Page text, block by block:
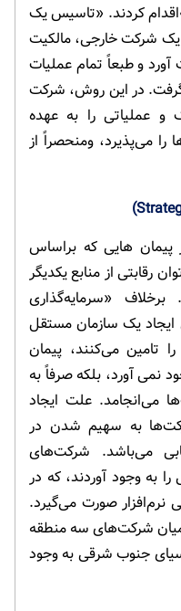
کردند. «تاسیس یک
یک شرکت خارجی، مالکیت
و طبعاً تمام عملیات
در این روش، شرکت
و عملیاتی را به عهده
می‌پذیرد، ومنحصراً از
پیمان هایی که براساس
رقابتی از منابع یکدیگر
«سرمایه‌گذاری
یک سازمان مستقل
تامین می‌کنند، پیمان
نمی آورد، بلکه صرفاً به
می‌انجامد. علت ایجاد
به سهیم شدن در
می‌باشد. شرکت‌های
به وجود آوردند، که در
صورت می‌گیرد.
میان شرکت‌های سه منطقه
جنوب شرقی به وجود